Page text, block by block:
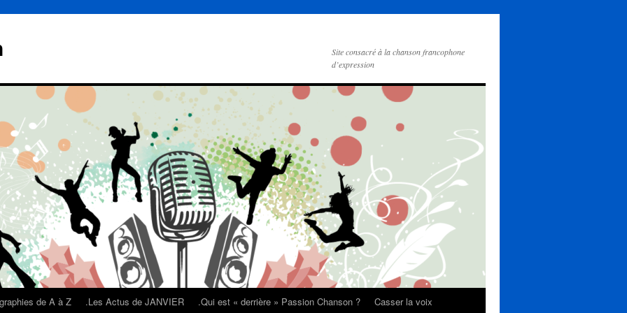
Site consacré à la chanson francophone
d’expression
de A à Z .Les Actus de JANVIER .Qui est « derrière » Passion Chanson ?
Casser la voix